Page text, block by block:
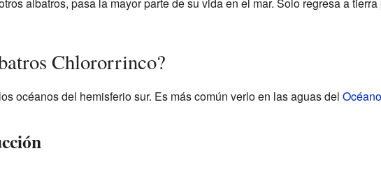
Chlororrinco?
océanos del hemisferio sur. Es más común verlo en las aguas del